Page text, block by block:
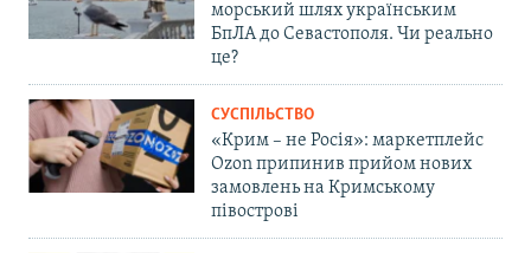
морський шлях українським
БпЛА до Севастополя. Чи реально
це?
СУСПІЛЬСТВО
«Крим – не Росія»: маркетплейс
Ozon припинив прийом нових
замовлень на Кримському
півострові